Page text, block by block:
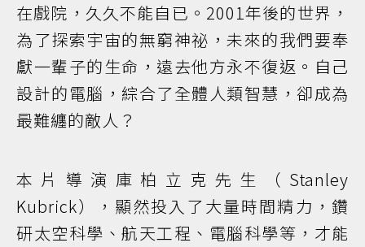
在戲院，久久不能自已。2001年後的世界，
為了探索宇宙的無窮神祕，未來的我們要奉
獻一輩子的生命，遠去他方永不復返。自己
設計的電腦，綜合了全體人類智慧，卻成為
最難纏的敵人？
本片導演庫柏立克先生（Stanley
Kubrick），顯然投入了大量時間精力，鑽
研太空科學、航天工程、電腦科學等，才能